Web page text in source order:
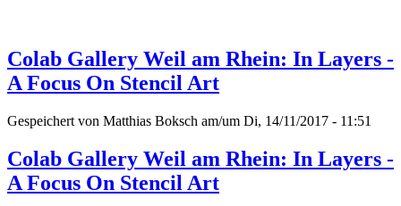
Colab Gallery Weil am Rhein: In Layers -
A Focus On Stencil Art
Gespeichert von Matthias Boksch am/um Di, 14/11/2017 - 11:51
Colab Gallery Weil am Rhein: In Layers -
A Focus On Stencil Art